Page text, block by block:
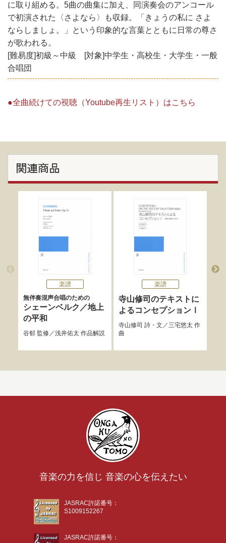
に取り組める。5曲の曲集に加え、同演奏会のアンコール
で初演された〈さよなら〉も収録。「きょうの私に さよ
ならしましょ。」という印象的な言葉とともに日常の尊さ
が歌われる。
[難易度]初級～中級 [対象]中学生・高校生・大学生・一般
合唱団
●全曲続けての視聴（Youtube再生リスト）はこちら
関連商品
楽譜
無伴奏混声合唱のための
シェーンベルク／地上
の平和
谷郁監修／浅井佑太作品解説
楽譜
寺山修司のテキストに
よるコンセプションⅠ
寺山修司 詩・文／三宅悠太作
曲
音楽の力を信じ 音楽の心を伝えたい
JASRAC許諾番号：
S1009152267
JASRAC許諾番号：